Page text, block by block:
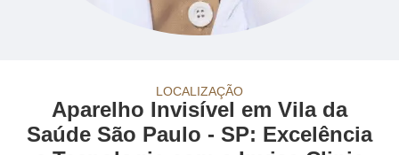
LOCALIZAÇÃO
Aparelho Invisível em Vila da
Saúde São Paulo - SP: Excelência